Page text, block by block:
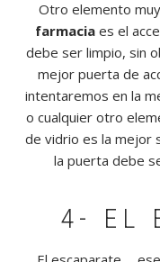
Otro elemento
farmacia es el
debe ser limpio, sin
mejor puerta de
intentaremos en la
o cualquier otro
de vidrio es la mejor
la puerta debe
4- EL